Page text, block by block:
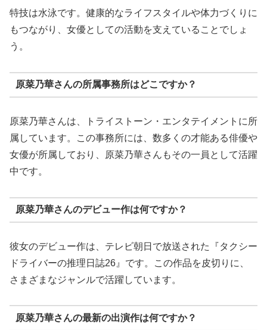
特技は水泳です。健康的なライフスタイルや体力づくりに
もつながり、女優としての活動を支えていることでしょ
う。
原菜乃華さんの所属事務所はどこですか？
原菜乃華さんは、トライストーン・エンタテイメントに所
属しています。この事務所には、数多くの才能ある俳優や
女優が所属しており、原菜乃華さんもその一員として活躍
中です。
原菜乃華さんのデビュー作は何ですか？
彼女のデビュー作は、テレビ朝日で放送された『タクシー
ドライバーの推理日誌26』です。この作品を皮切りに、
さまざまなジャンルで活躍しています。
原菜乃華さんの最新の出演作は何ですか？